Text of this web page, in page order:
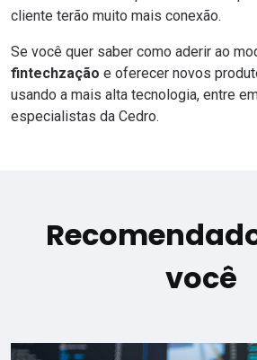
cliente terão muito mais conexão.
Se você quer saber como aderir ao
fintechzação e oferecer novos
usando a mais alta tecnologia, entre
especialistas da Cedro.
você